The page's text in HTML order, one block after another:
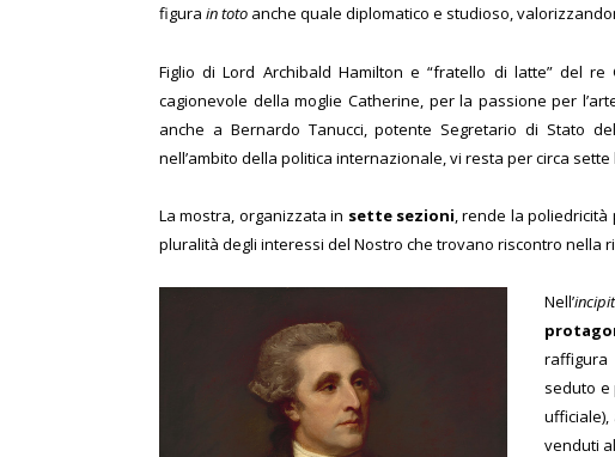
figura in toto anche quale diplomatico e studioso,
Figlio di Lord Archibald Hamilton e “fratello di latte” del re
cagionevole della moglie Catherine, per la passione per
anche a Bernardo Tanucci, potente Segretario di Stato
nell’ambito della politica internazionale, vi resta per circa sette
La mostra, organizzata in sette sezioni, rende la poliedricità
pluralità degli interessi del Nostro che trovano riscontro nella
Nell’incipit
raffigura
seduto e
ufficiale),
venduti